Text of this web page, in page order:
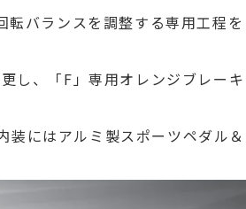
転バランスを調整する専用工程を
し、「F」専用オレンジブレーキ
装にはアルミ製スポーツペダル＆